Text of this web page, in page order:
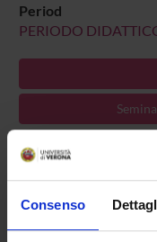
Consenso
Period
PERIODO
LESSON TIMETABLE